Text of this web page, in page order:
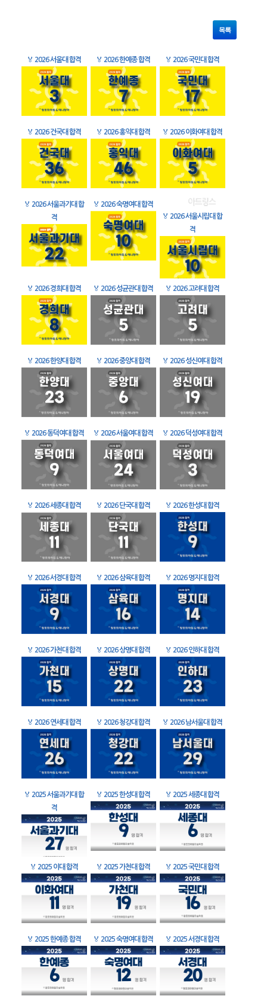
목록
🏅 2026 서울대 합격 🏅 2026 한예종 합격 🏅 2026 국민대 합격
🏅 2026 건국대 합격 🏅 2026 홍익대 합격 🏅 2026 이화여대 합격
🏅 2026 서울과기대 합
격
🏅 2026 숙명여대 합격
🏅 2026 서울시립대 합
격
🏅 2026 경희대 합격 🏅 2026 성균관대 합격 🏅 2026 고려대 합격
🏅 2026 한양대 합격 🏅 2026 중앙대 합격 🏅 2026 성신여대 합격
🏅 2026 동덕여대 합격 🏅 2026 서울여대 합격 🏅 2026 덕성여대 합격
🏅 2026 세종대 합격 🏅 2026 단국대 합격 🏅 2026 한성대 합격
🏅 2026 서경대 합격 🏅 2026 삼육대 합격 🏅 2026 명지대 합격
🏅 2026 가천대 합격 🏅 2026 상명대 합격 🏅 2026 인하대 합격
🏅 2026 연세대 합격 🏅 2026 청강대 합격 🏅 2026 남서울대 합격
🏅 2025 서울과기대 합
격
🏅 2025 한성대 합격 🏅 2025 세종대 합격
🏅 2025 이대 합격 🏅 2025 가천대 합격 🏅 2025 국민대 합격
🏅 2025 한예종 합격 🏅 2025 숙명여대 합격 🏅 2025 서경대 합격